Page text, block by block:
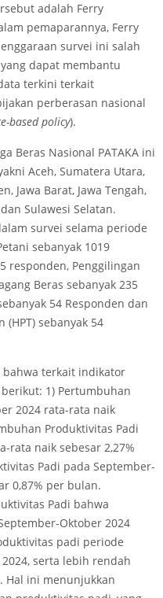
adalah Ferry
pemaparannya, Ferry
survei ini salah
dapat membantu
terkini terkait
perberasan nasional
based policy).
Beras Nasional PATAKA ini
Aceh, Sumatera Utara,
Jawa Barat, Jawa Tengah,
Sulawesi Selatan.
survei selama periode
sebanyak 1019
responden, Penggilingan
Beras sebanyak 235
54 Responden dan
(HPT) sebanyak 54
bahwa terkait indikator
1) Pertumbuhan
2024 rata-rata naik
Produktivitas Padi
rata naik sebesar 2,27%
Padi pada September-
0,87% per bulan.
Padi bahwa
Oktober 2024
padi periode
serta lebih rendah
Hal ini menunjukkan